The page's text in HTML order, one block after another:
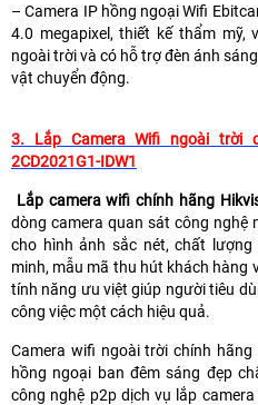
– Camera IP hồng ngoại Wifi
4.0 megapixel, thiết kế thẩm mỹ,
ngoài trời và có hỗ trợ đèn ánh
vật chuyển động.
3. Lắp Camera Wifi ngoài trời
2CD2021G1-IDW1
Lắp camera wifi chính hãng
dòng camera quan sát công nghệ
cho hình ảnh sắc nét, chất
minh, mẫu mã thu hút khách hàng
tính năng ưu việt giúp người tiêu
công việc một cách hiệu quả.
Camera wifi ngoài trời chính
hồng ngoại ban đêm sáng đẹp
công nghệ p2p dịch vụ lắp